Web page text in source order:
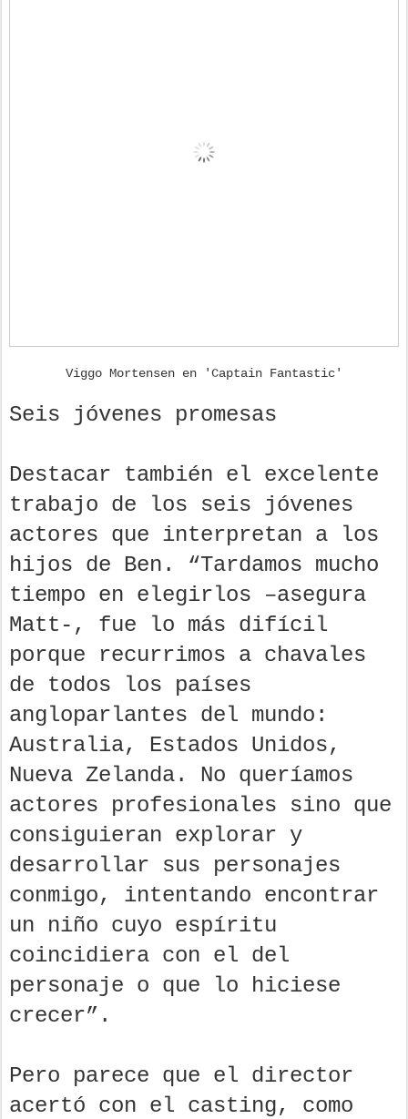
Viggo Mortensen en 'Captain Fantastic'
Seis jóvenes promesas
Destacar también el excelente
trabajo de los seis jóvenes
actores que interpretan a los
hijos de Ben. “Tardamos mucho
tiempo en elegirlos –asegura
Matt-, fue lo más difícil
porque recurrimos a chavales
de todos los países
angloparlantes del mundo:
Australia, Estados Unidos,
Nueva Zelanda. No queríamos
actores profesionales sino que
consiguieran explorar y
desarrollar sus personajes
conmigo, intentando encontrar
un niño cuyo espíritu
coincidiera con el del
personaje o que lo hiciese
crecer”.
Pero parece que el director
acertó con el casting, como